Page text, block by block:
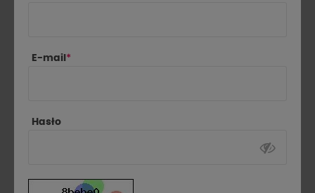
propozycje i znajdź swój perfekcyjny model!
E-mail *
Hasło